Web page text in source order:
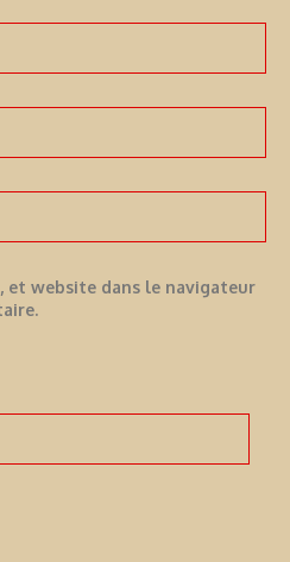
et website dans le navigateur